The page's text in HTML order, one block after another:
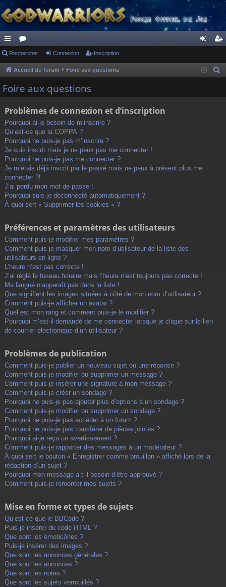
ac
co
ur
s
or
u ne cri
Rechercher Connexion Inscription
Accueil du forum Foire aux questions
Foire aux questions
Problèmes de connexion et d’inscription
Pourquoi ai-je besoin de m’inscrire ?
Qu’est-ce que la COPPA ?
Pourquoi ne puis-je pas m’inscrire ?
Je suis inscrit mais je ne peux pas me connecter !
Pourquoi ne puis-je pas me connecter ?
Je m’étais déjà inscrit par le passé mais ne peux à présent plus me
connecter ?!
J’ai perdu mon mot de passe !
Pourquoi suis-je déconnecté automatiquement ?
À quoi sert « Supprimer les cookies » ?
Préférences et paramètres des utilisateurs
Comment puis-je modifier mes paramètres ?
Comment puis-je masquer mon nom d’utilisateur de la liste des
utilisateurs en ligne ?
L’heure n’est pas correcte !
J’ai réglé le fuseau horaire mais l’heure n’est toujours pas correcte !
Ma langue n’apparaît pas dans la liste !
Que signifient les images situées à côté de mon nom d’utilisateur ?
Comment puis-je afficher un avatar ?
Quel est mon rang et comment puis-je le modifier ?
Pourquoi m’est-il demandé de me connecter lorsque je clique sur le lien
de courrier électronique d’un utilisateur ?
Problèmes de publication
Comment puis-je publier un nouveau sujet ou une réponse ?
Comment puis-je modifier ou supprimer un message ?
Comment puis-je insérer une signature à mon message ?
Comment puis-je créer un sondage ?
Pourquoi ne puis-je pas ajouter plus d’options à un sondage ?
Comment puis-je modifier ou supprimer un sondage ?
Pourquoi ne puis-je pas accéder à un forum ?
Pourquoi ne puis-je pas transférer de pièces jointes ?
Pourquoi ai-je reçu un avertissement ?
Comment puis-je rapporter des messages à un modérateur ?
À quoi sert le bouton « Enregistrer comme brouillon » affiché lors de la
rédaction d’un sujet ?
Pourquoi mon message a-t-il besoin d’être approuvé ?
Comment puis-je remonter mes sujets ?
Mise en forme et types de sujets
Qu’est-ce que le BBCode ?
Puis-je insérer du code HTML ?
Que sont les émoticônes ?
Puis-je insérer des images ?
Que sont les annonces générales ?
Que sont les annonces ?
Que sont les notes ?
Que sont les sujets verrouillés ?